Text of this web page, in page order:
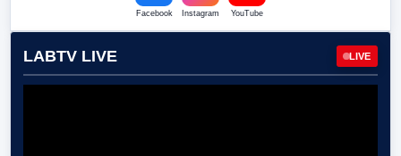
Facebook Instagram YouTube
LABTV LIVE LIVE